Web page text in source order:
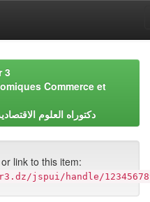
3
Commerce et
دكتوراه العلوم
link to this item:
jspui/handle/